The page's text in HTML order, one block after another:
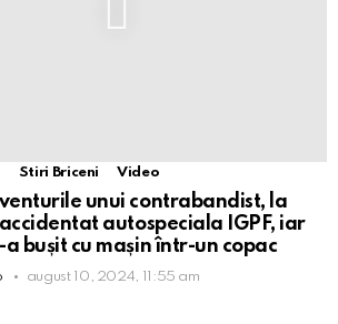
Stiri Briceni Video
unui contrabandist, la
autospeciala IGPF, iar
a bușit cu mașin într-un copac
august 10, 2024, 11:55 am